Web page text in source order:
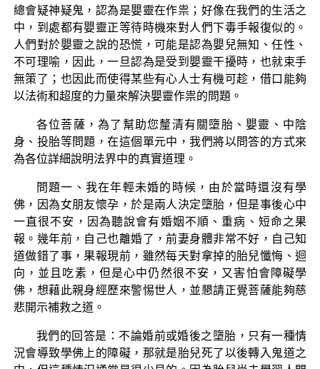
總會疑神疑鬼，認為是嬰靈在作祟；好像在我們的生活之
中，到處都有嬰靈正等待時機來對人們下毒手報復似的。
人們對於嬰靈之說的恐慌，可能是認為嬰兒無知、任性、
不可理喻，因此，一旦認為是受到嬰靈干擾時，也就束手
無策了；也因此而使得某些有心人士有機可趁，借口能夠
以法術和超度的力量來解決嬰靈作祟的問題。
各位菩薩，為了幫助您釐清有關墮胎、嬰靈、中陰
身、投胎等問題，在這個單元中，我們將以問答的方式來
為各位詳細說明法界中的真實道理。
問題一、我在年輕未婚的時候，由於當時還沒有學
佛，因為女朋友懷孕，於是兩人決定墮胎，但是事後心中
一直很不安，因為聽說會有婚姻不順、重病、短命之果
報。幾年前，自己也離婚了，前妻身體非常不好，自己知
道做錯了事，果報現前，雖然每天對拿掉的胎兒懺悔、迴
向，並且吃素，但是心中仍然很不安，又害怕會障礙學
佛，想藉此親身經歷來警惕世人，並懇請正覺菩薩能夠慈
悲開示補救之道。
我們的回答是：不論婚前或婚後之墮胎，只有一種情
況會導致學佛上的障礙，那就是胎兒死了以後轉入鬼道之